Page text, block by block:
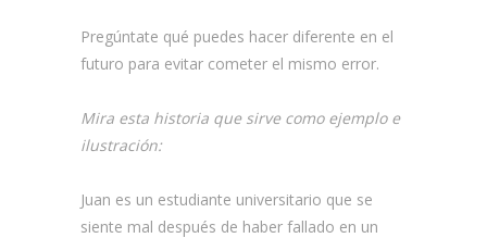
Pregúntate qué puedes hacer diferente en el
futuro para evitar cometer el mismo error.
Mira esta historia que sirve como ejemplo e
ilustración:
Juan es un estudiante universitario que se
siente mal después de haber fallado en un